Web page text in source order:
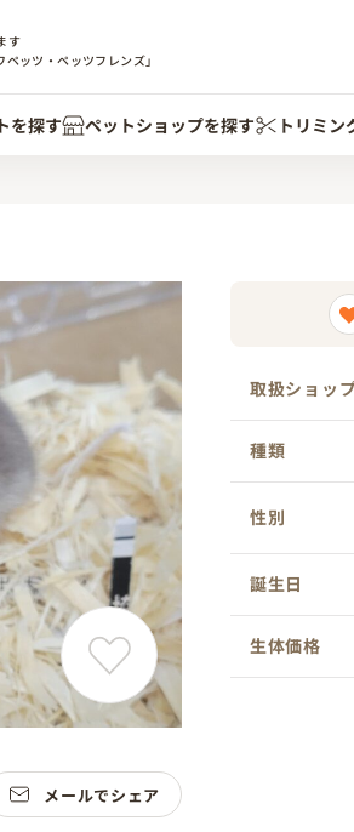
す
ッツ・ペッツフレンズ」
を探す ペットショップを探す トリミン
取扱ショッ
種類
性別
誕生日
生体価格
メールでシェア